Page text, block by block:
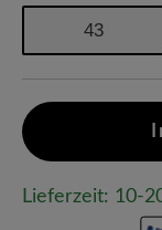
43
Lieferzeit: 10-